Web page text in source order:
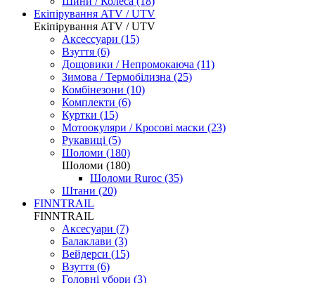
Екіпірування ATV / UTV
Екіпірування ATV / UTV
Аксессуари (15)
Взуття (6)
Дощовики / Непромокаюча (11)
Зимова / Термобілизна (25)
Комбінезони (10)
Комплекти (6)
Куртки (15)
Мотоокуляри / Кросові маски (23)
Рукавиці (5)
Шоломи (180)
Шоломи (180)
Шоломи Ruroc (35)
Штани (20)
FINNTRAIL
FINNTRAIL
Аксесуари (7)
Балаклави (3)
Вейдерси (15)
Взуття (6)
Головні убори (3)